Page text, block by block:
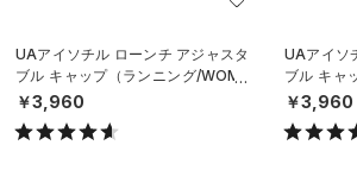
UAアイソチル ローンチ アジャスタ
ブル キャップ（ランニング/WOME
N）
￥3,960
UAアイソ
ブル キャ
N）
￥3,960